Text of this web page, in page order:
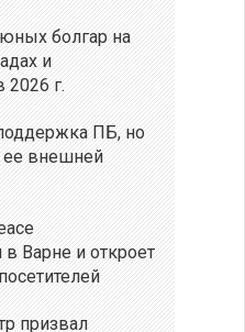
болгар на
и
2026 г.
ПБ, но
ее внешней
Варне и откроет
призвал